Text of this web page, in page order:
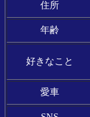
住所
年齢
好きなこと
愛車